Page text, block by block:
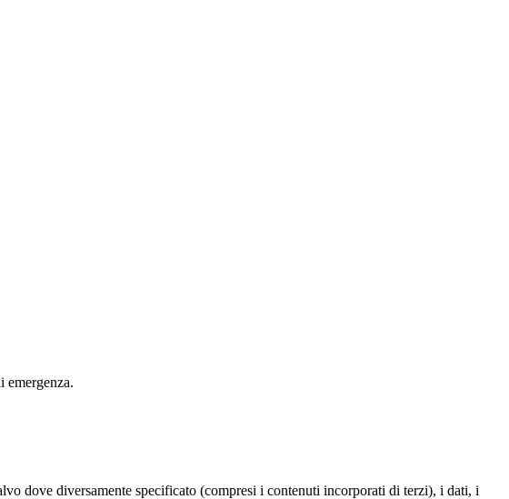
emergenza.
dove diversamente specificato (compresi i contenuti incorporati di terzi), i dati, i